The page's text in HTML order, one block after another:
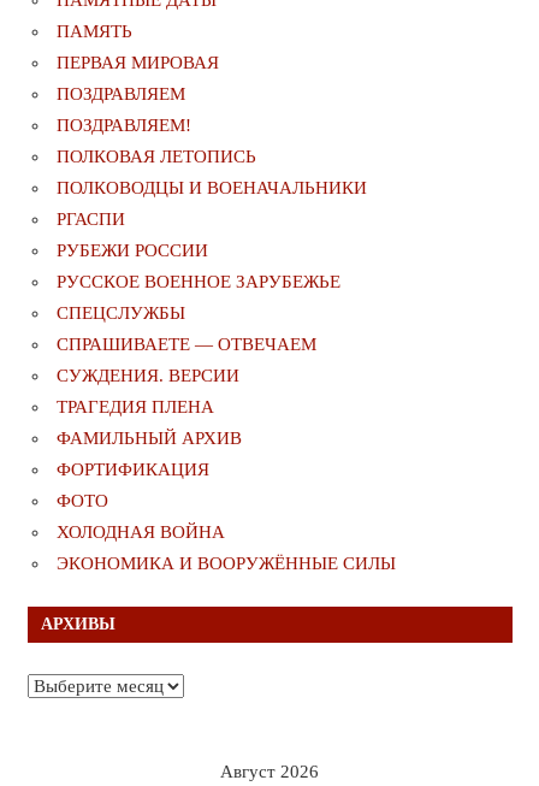
ПАМЯТЬ
ПЕРВАЯ МИРОВАЯ
ПОЗДРАВЛЯЕМ
ПОЗДРАВЛЯЕМ!
ПОЛКОВАЯ ЛЕТОПИСЬ
ПОЛКОВОДЦЫ И ВОЕНАЧАЛЬНИКИ
РГАСПИ
РУБЕЖИ РОССИИ
РУССКОЕ ВОЕННОЕ ЗАРУБЕЖЬЕ
СПЕЦСЛУЖБЫ
СПРАШИВАЕТЕ — ОТВЕЧАЕМ
СУЖДЕНИЯ. ВЕРСИИ
ТРАГЕДИЯ ПЛЕНА
ФАМИЛЬНЫЙ АРХИВ
ФОРТИФИКАЦИЯ
ФОТО
ХОЛОДНАЯ ВОЙНА
ЭКОНОМИКА И ВООРУЖЁННЫЕ СИЛЫ
АРХИВЫ
Архивы
Август 2026